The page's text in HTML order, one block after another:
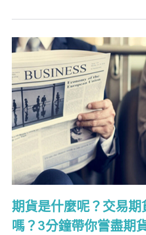
期貨是什麼呢？交易
嗎？3分鐘帶你嘗盡期